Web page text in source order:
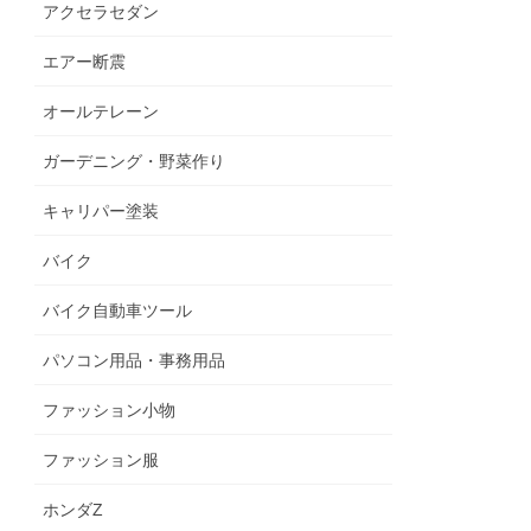
アクセラセダン
エアー断震
オールテレーン
ガーデニング・野菜作り
キャリパー塗装
バイク
バイク自動車ツール
パソコン用品・事務用品
ファッション小物
ファッション服
ホンダZ